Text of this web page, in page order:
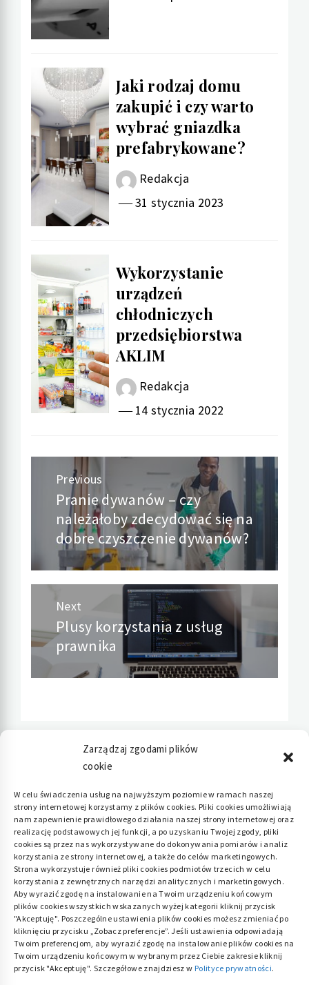
Zarządzaj zgodami plików
cookie
W celu świadczenia usług na najwyższym poziomie w ramach naszej
strony internetowej korzystamy z plików cookies. Pliki cookies umożliwiają
nam zapewnienie prawidłowego działania naszej strony internetowej oraz
realizację podstawowych jej funkcji, a po uzyskaniu Twojej zgody, pliki
cookies są przez nas wykorzystywane do dokonywania pomiarów i analiz
korzystania ze strony internetowej, a także do celów marketingowych.
Strona wykorzystuje również pliki cookies podmiotów trzecich w celu
korzystania z zewnętrznych narzędzi analitycznych i marketingowych.
Aby wyrazić zgodę na instalowanie na Twoim urządzeniu końcowym
plików cookies wszystkich wskazanych wyżej kategorii kliknij przycisk
"Akceptuję". Poszczególne ustawienia plików cookies możesz zmieniać po
kliknięciu przycisku „Zobacz preferencje”. Jeśli ustawienia odpowiadają
Twoim preferencjom, aby wyrazić zgodę na instalowanie plików cookies na
Twoim urządzeniu końcowym w wybranym przez Ciebie zakresie kliknij
przycisk "Akceptuję". Szczegółowe znajdziesz w Polityce prywatności.
Jaki rodzaj domu
zakupić i czy warto
wybrać gniazdka
prefabrykowane?
Redakcja
31 stycznia 2023
Wykorzystanie
urządzeń
chłodniczych
przedsiębiorstwa
AKLIM
Redakcja
14 stycznia 2022
Nawigacja
wpisu
Previous
Previous
post:
Pranie dywanów – czy
należałoby zdecydować się na
dobre czyszczenie dywanów?
Next
Next
post:
Plusy korzystania z usług
prawnika
Polityka plików cookies (EU)|Polityka
prywatności